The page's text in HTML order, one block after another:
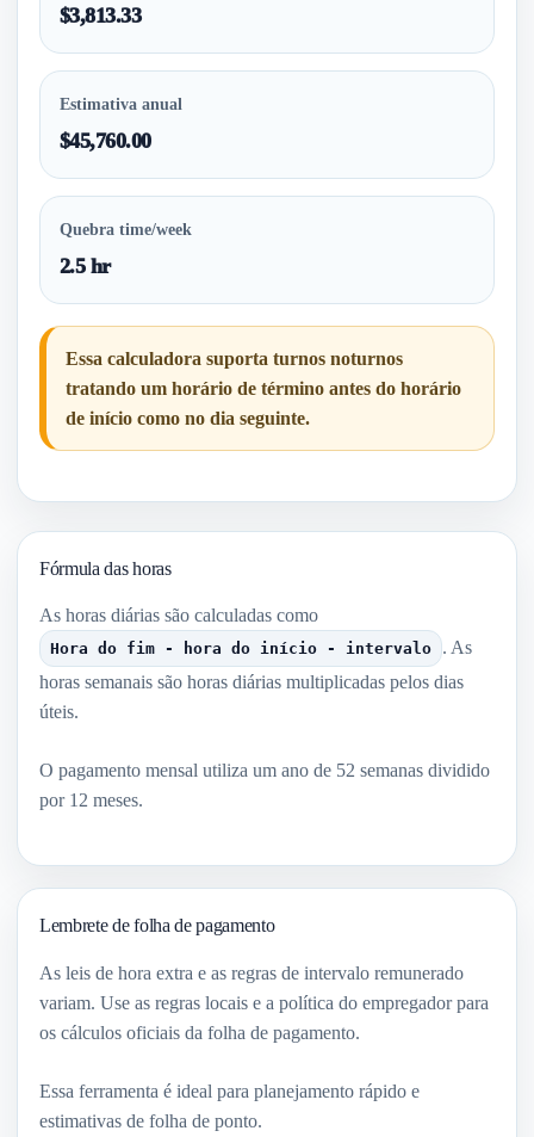
$3,813.33
Estimativa anual
$45,760.00
Quebra time/week
2.5 hr
Essa calculadora suporta turnos noturnos
tratando um horário de término antes do horário
de início como no dia seguinte.
Fórmula das horas
As horas diárias são calculadas como
Hora do fim - hora do início - intervalo
. As
horas semanais são horas diárias multiplicadas pelos dias
úteis.
O pagamento mensal utiliza um ano de 52 semanas dividido
por 12 meses.
Lembrete de folha de pagamento
As leis de hora extra e as regras de intervalo remunerado
variam. Use as regras locais e a política do empregador para
os cálculos oficiais da folha de pagamento.
Essa ferramenta é ideal para planejamento rápido e
estimativas de folha de ponto.